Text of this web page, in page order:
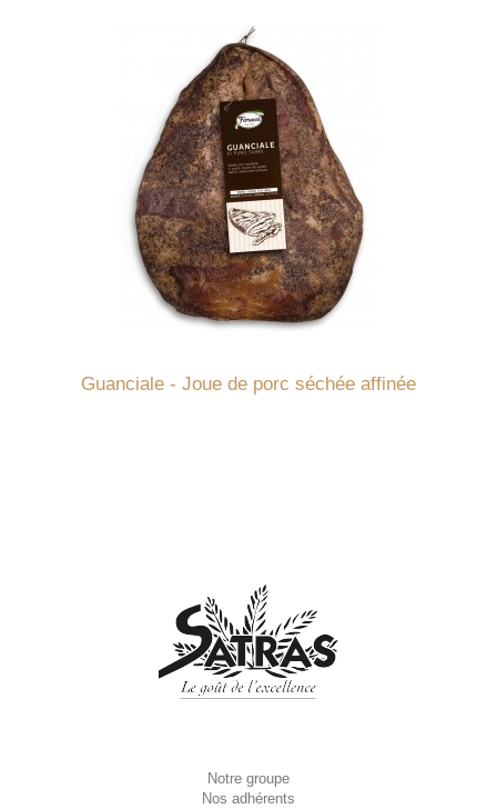
Guanciale - Joue de porc séchée affinée
Notre groupe
Nos adhérents